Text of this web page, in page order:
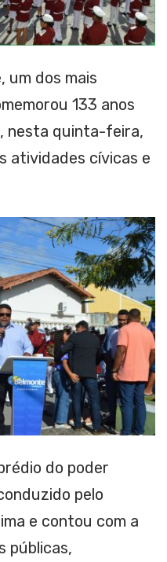
um dos mais
133 anos
nesta quinta-feira,
atividades cívicas e
do poder
pelo
e contou com a
públicas,